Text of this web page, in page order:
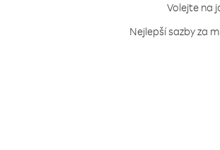
Volejte na
Nejlepší sazby za